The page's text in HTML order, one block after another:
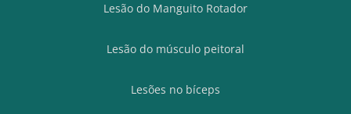
Lesão do Manguito Rotador
Lesão do músculo peitoral
Lesões no bíceps